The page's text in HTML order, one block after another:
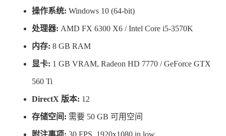
操作系统: Windows 10 (64-bit)
处理器: AMD FX 6300 X6 / Intel Core i5-3570K
内存: 8 GB RAM
显卡: 1 GB VRAM, Radeon HD 7770 / GeForce GTX
560 Ti
DirectX 版本: 12
存储空间: 需要 50 GB 可用空间